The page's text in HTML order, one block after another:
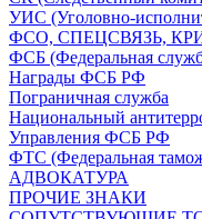
УИС (Уголовно-
ФСО, СПЕЦСВЯЗЬ,
ФСБ (Федеральная
Награды ФСБ РФ
Пограничная служба
Национальный
Управления ФСБ РФ
ФТС (Федеральная
АДВОКАТУРА
ПРОЧИЕ ЗНАКИ